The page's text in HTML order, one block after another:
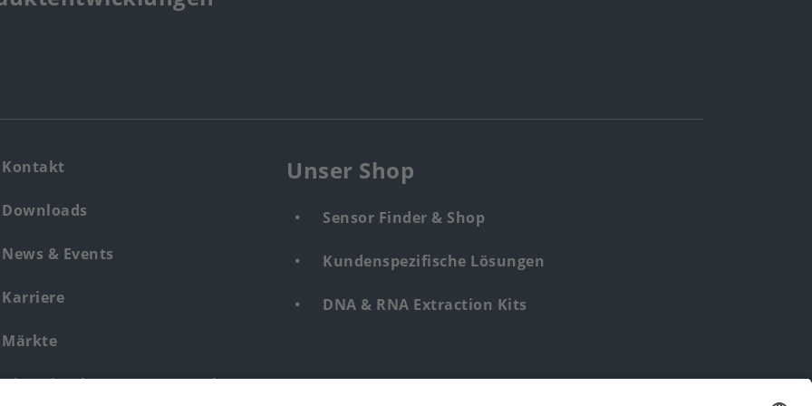
Kontakt
Downloads
News & Events
Karriere
Märkte
Hinweisgebersystem Mensch &
Unser Shop
Sensor Finder & Shop
Kundenspezifische Lösungen
DNA & RNA Extraction Kits